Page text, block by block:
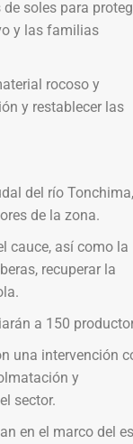
soles para
y las familias
rocoso y
y restablecer las
del río
de la zona.
cauce, así como la
recuperar la
a 150
una intervención
y
sector.
en el marco del